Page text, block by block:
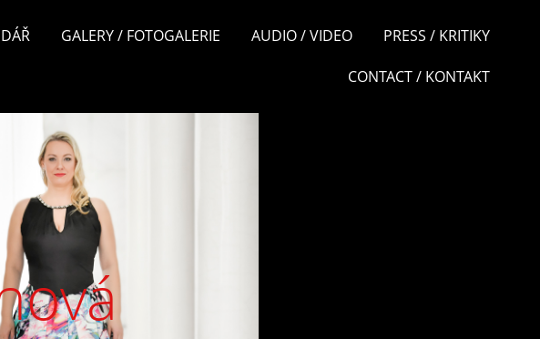
GALERY / FOTOGALERIE AUDIO / VIDEO PRESS / KRITIKY
CONTACT / KONTAKT